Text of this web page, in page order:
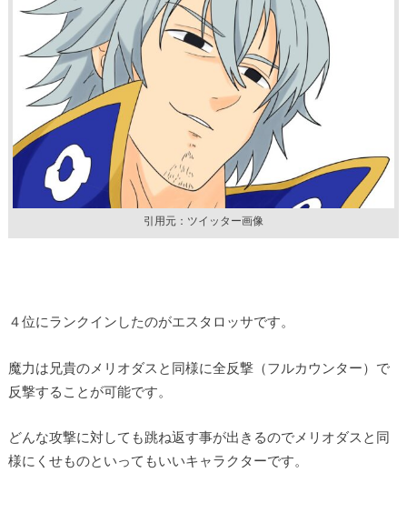
引用元：ツイッター画像
４位にランクインしたのがエスタロッサです。
魔力は兄貴のメリオダスと同様に全反撃（フルカウンター）で
反撃することが可能です。
どんな攻撃に対しても跳ね返す事が出きるのでメリオダスと同
様にくせものといってもいいキャラクターです。